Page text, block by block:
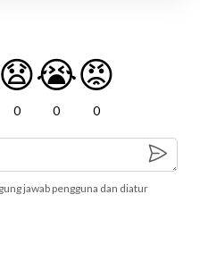
😧
0
😭
0
😡
0
jawab pengguna dan diatur